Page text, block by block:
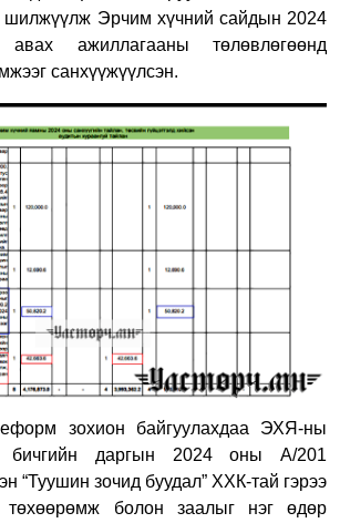
шилжүүлж Эрчим хүчний сайдын 2024
ажиллагааны төлөвлөгөөнд
санхүүжүүлсэн.
зохион байгуулахдаа ЭХЯ-ны
бичгийн даргын 2024 оны А/201
“Туушин зочид буудал” ХХК-тай гэрээ
төхөөрөмж болон заалыг нэг өдөр